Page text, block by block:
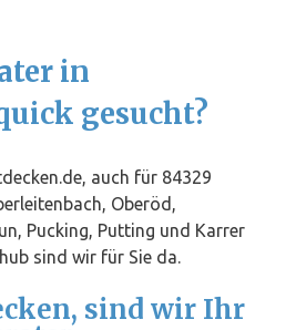
in
gesucht?
auch für 84329
Oberöd,
Pucking, Putting und Karrer
sind wir für Sie da.
sind wir Ihr